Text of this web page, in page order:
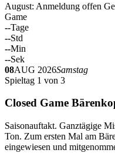
August: Anmeldung offen
Game
--Tage
--Std
--Min
--Sek
08AUG 2026Samstag
Spieltag 1 von 3
Closed Game
Saisonauftakt. Ganztägige
Ton. Zum ersten Mal am
eingewiesen und